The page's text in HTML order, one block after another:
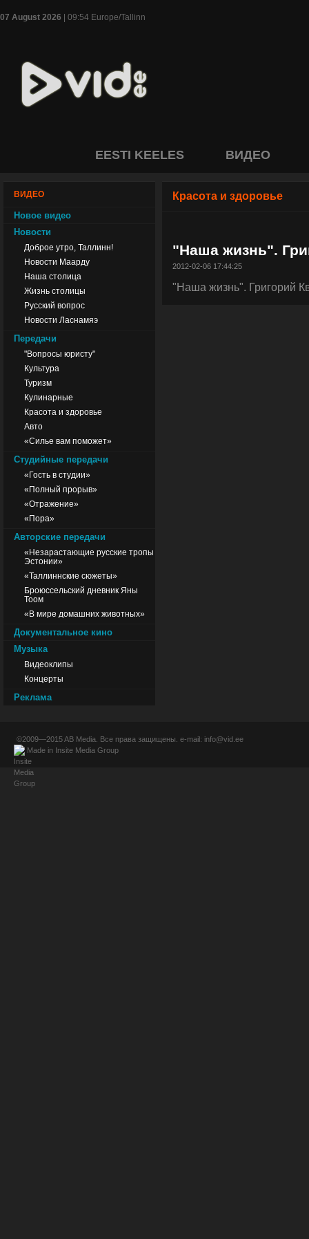
07 August 2026 | 09:54 Europe/Tallinn
EESTI KEELES ВИДЕО
ВИДЕО
Новое видео
Новости
Доброе утро, Таллинн!
Новости Маарду
Наша столица
Жизнь столицы
Русский вопрос
Новости Ласнамяэ
Передачи
"Вопросы юристу"
Культура
Туризм
Кулинарные
Красота и здоровье
Авто
«Силье вам поможет»
Студийные передачи
«Гость в студии»
«Полный прорыв»
«Отражение»
«Пора»
Авторские передачи
«Незарастающие русские тропы
Эстонии»
«Таллиннские сюжеты»
Броюссельский дневник Яны
Тоом
«В мире домашних животных»
Документальное кино
Музыка
Видеоклипы
Концерты
Реклама
Красота и здоровье
"Наша жизнь".
2012-02-06 17:44:25
"Наша жизнь". Григорий
©2009—2015AB Media . Все права защищены. e-mail: info@vid.ee
Made in Insite Media Group